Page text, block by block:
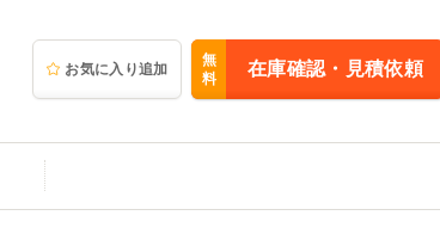
お気に入り追加
無
料
在庫確認・見積依頼